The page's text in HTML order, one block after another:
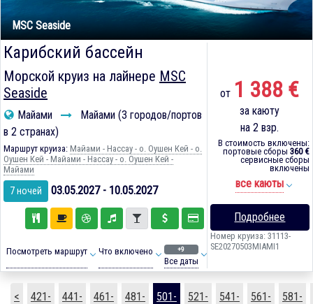
MSC Seaside
Карибский бассейн
Морской круиз на лайнере MSC
Seaside
Майами
Майами (3 городов/портов
в 2 странах)
Маршрут круиза: Майами - Нассау - о. Оушен Кей - о.
Оушен Кей - Майами - Нассау - о. Оушен Кей -
Майами
7 ночей 03.05.2027 - 10.05.2027
Посмотреть маршрут Что включено +9
Все даты
от 1 388 €
за каюту
на 2 взр.
В стоимость включены:
портовые сборы 360 €
сервисные сборы
включены
все каюты
Подробнее
Номер круиза: 31113-
SE20270503MIAMI1
< 421- 441- 461- 481- 501- 521- 541- 561- 581-